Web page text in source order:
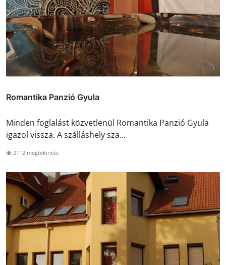
Romantika Panzió Gyula
Minden foglalást közvetlenül Romantika Panzió Gyula
igazol vissza. A szálláshely sza...
2112 megtekintés